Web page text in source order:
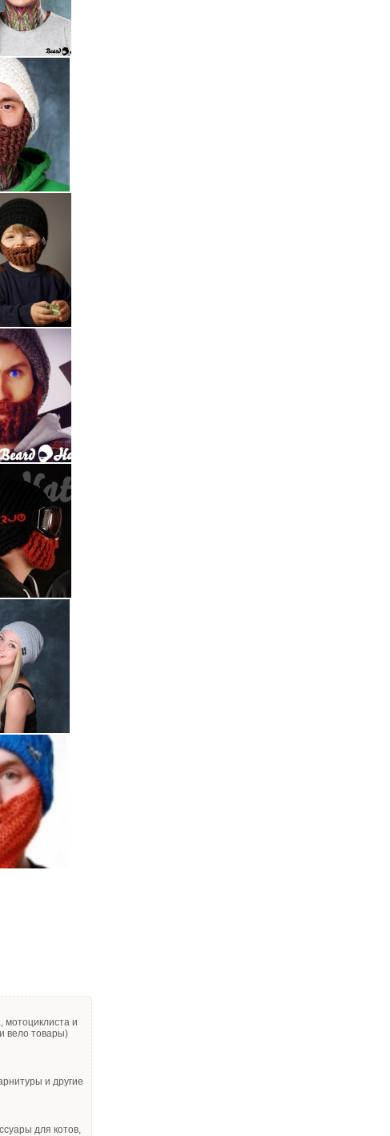
мотоциклиста и
вело товары)
и другие
для котов,